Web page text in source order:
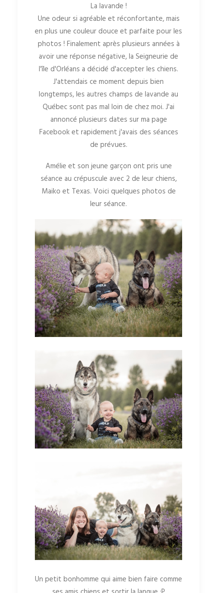
La lavande !
Une odeur si agréable et réconfortante, mais
en plus une couleur douce et parfaite pour les
photos ! Finalement après plusieurs années à
avoir une réponse négative, la Seigneurie de
l'île d'Orléans a décidé d'accepter les chiens.
J'attendais ce moment depuis bien
longtemps, les autres champs de lavande au
Québec sont pas mal loin de chez moi. J'ai
annoncé plusieurs dates sur ma page
Facebook et rapidement j'avais des séances
de prévues.
Amélie et son jeune garçon ont pris une
séance au crépuscule avec 2 de leur chiens,
Maiko et Texas. Voici quelques photos de
leur séance.
Un petit bonhomme qui aime bien faire comme